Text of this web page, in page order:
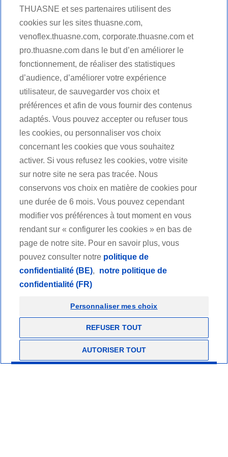
Une carrière en mouvement avec
Thuasne®
Rejoindre Thuasne®, c'est participer à une aventure
entrepreneuriale où innovation technologique et
impact social se conjuguent au service de la santé.
PLUS
Suivez-nous
Facebook
Youtube
LinkedIn
Nous contacter
Candidats
Fournisseurs
Revendeurs
Professionnels de santé
Mentions légales et conditions générales d'utilisation
Politique de confidentialité
THUASNE et ses partenaires utilisent des
cookies sur les sites thuasne.com,
venoflex.thuasne.com, corporate.thuasne.com et
pro.thuasne.com dans le but d’en améliorer le
fonctionnement, de réaliser des statistiques
d’audience, d’améliorer votre expérience
utilisateur, de sauvegarder vos choix et
préférences et afin de vous fournir des contenus
adaptés. Vous pouvez accepter ou refuser tous
les cookies, ou personnaliser vos choix
concernant les cookies que vous souhaitez
activer. Si vous refusez les cookies, votre visite
sur notre site ne sera pas tracée. Nous
conservons vos choix en matière de cookies pour
une durée de 6 mois. Vous pouvez cependant
modifier vos préférences à tout moment en vous
rendant sur « configurer les cookies » en bas de
page de notre site. Pour en savoir plus, vous
pouvez consulter notre politique de
confidentialité (BE),
notre politique de
confidentialité (FR)
Personnaliser mes choix
REFUSER TOUT
AUTORISER TOUT